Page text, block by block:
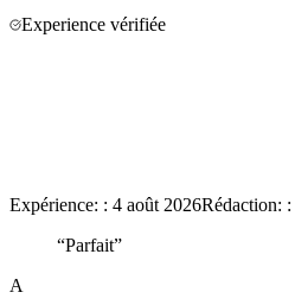
Experience vérifiée
Expérience: : 4 août 2026Rédaction: :
“Parfait”
A